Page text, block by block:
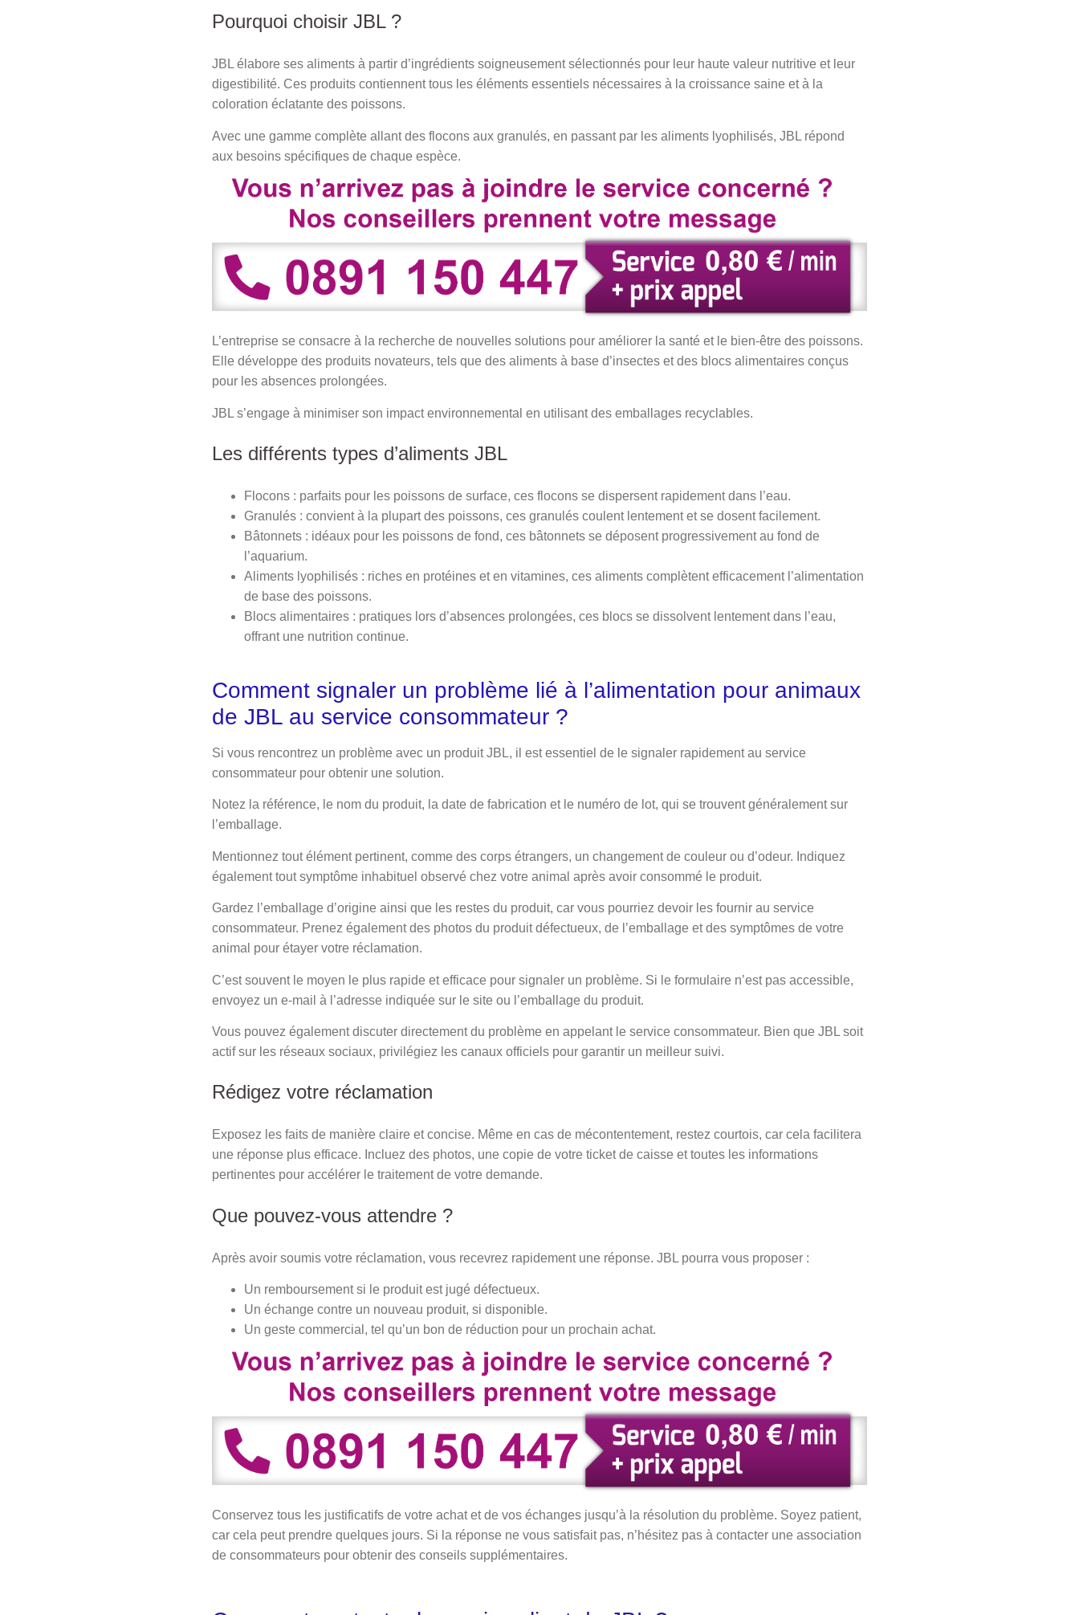
Pourquoi choisir JBL ?
JBL élabore ses aliments à partir d’ingrédients soigneusement sélectionnés pour leur haute valeur nutritive et leur
digestibilité. Ces produits contiennent tous les éléments essentiels nécessaires à la croissance saine et à la
coloration éclatante des poissons.
Avec une gamme complète allant des flocons aux granulés, en passant par les aliments lyophilisés, JBL répond
aux besoins spécifiques de chaque espèce.
L’entreprise se consacre à la recherche de nouvelles solutions pour améliorer la santé et le bien-être des poissons.
Elle développe des produits novateurs, tels que des aliments à base d’insectes et des blocs alimentaires conçus
pour les absences prolongées.
JBL s’engage à minimiser son impact environnemental en utilisant des emballages recyclables.
Les différents types d’aliments JBL
Flocons : parfaits pour les poissons de surface, ces flocons se dispersent rapidement dans l’eau.
Granulés : convient à la plupart des poissons, ces granulés coulent lentement et se dosent facilement.
Bâtonnets : idéaux pour les poissons de fond, ces bâtonnets se déposent progressivement au fond de
l’aquarium.
Aliments lyophilisés : riches en protéines et en vitamines, ces aliments complètent efficacement l’alimentation
de base des poissons.
Blocs alimentaires : pratiques lors d’absences prolongées, ces blocs se dissolvent lentement dans l’eau,
offrant une nutrition continue.
Comment signaler un problème lié à l’alimentation pour animaux
de JBL au service consommateur ?
Si vous rencontrez un problème avec un produit JBL, il est essentiel de le signaler rapidement au service
consommateur pour obtenir une solution.
Notez la référence, le nom du produit, la date de fabrication et le numéro de lot, qui se trouvent généralement sur
l’emballage.
Mentionnez tout élément pertinent, comme des corps étrangers, un changement de couleur ou d’odeur. Indiquez
également tout symptôme inhabituel observé chez votre animal après avoir consommé le produit.
Gardez l’emballage d’origine ainsi que les restes du produit, car vous pourriez devoir les fournir au service
consommateur. Prenez également des photos du produit défectueux, de l’emballage et des symptômes de votre
animal pour étayer votre réclamation.
C’est souvent le moyen le plus rapide et efficace pour signaler un problème. Si le formulaire n’est pas accessible,
envoyez un e-mail à l’adresse indiquée sur le site ou l’emballage du produit.
Vous pouvez également discuter directement du problème en appelant le service consommateur. Bien que JBL soit
actif sur les réseaux sociaux, privilégiez les canaux officiels pour garantir un meilleur suivi.
Rédigez votre réclamation
Exposez les faits de manière claire et concise. Même en cas de mécontentement, restez courtois, car cela facilitera
une réponse plus efficace. Incluez des photos, une copie de votre ticket de caisse et toutes les informations
pertinentes pour accélérer le traitement de votre demande.
Que pouvez-vous attendre ?
Après avoir soumis votre réclamation, vous recevrez rapidement une réponse. JBL pourra vous proposer :
Un remboursement si le produit est jugé défectueux.
Un échange contre un nouveau produit, si disponible.
Un geste commercial, tel qu’un bon de réduction pour un prochain achat.
Conservez tous les justificatifs de votre achat et de vos échanges jusqu’à la résolution du problème. Soyez patient,
car cela peut prendre quelques jours. Si la réponse ne vous satisfait pas, n’hésitez pas à contacter une association
de consommateurs pour obtenir des conseils supplémentaires.